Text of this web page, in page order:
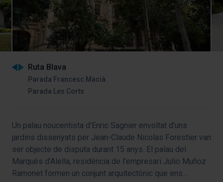
Ruta Blava
Parada Francesc Macià
Parada Les Corts
Un palau noucentista d’Enric Sagnier envoltat d’uns
jardins dissenyats per Jean-Claude Nicolas Forestier van
ser objecte de disputa durant 15 anys. El palau del
Marquès d’Alella, residència de l’empresari Julio Muñoz
Ramonet formen un conjunt arquitectònic que ens